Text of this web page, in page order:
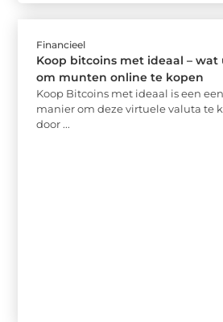
Financieel
Koop bitcoins met ideaal –
om munten online te kopen
Koop Bitcoins met ideaal is een
manier om deze virtuele valuta te
door ...